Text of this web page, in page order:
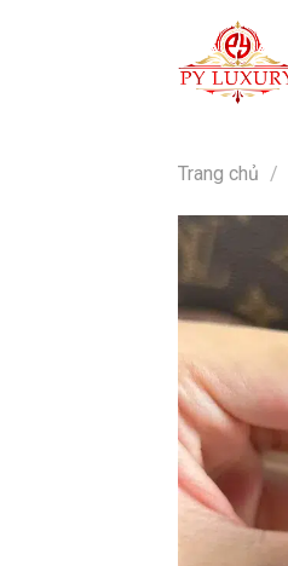
Trang chủ /